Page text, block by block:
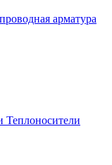
арматура
Теплоносители